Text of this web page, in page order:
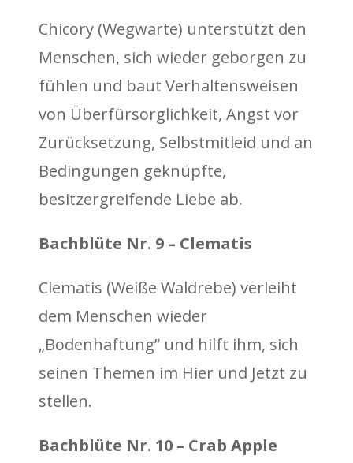
Chicory (Wegwarte) unterstützt den
Menschen, sich wieder geborgen zu
fühlen und baut Verhaltensweisen
von Überfürsorglichkeit, Angst vor
Zurücksetzung, Selbstmitleid und an
Bedingungen geknüpfte,
besitzergreifende Liebe ab.
Bachblüte Nr. 9 – Clematis
Clematis (Weiße Waldrebe) verleiht
dem Menschen wieder
„Bodenhaftung” und hilft ihm, sich
seinen Themen im Hier und Jetzt zu
stellen.
Bachblüte Nr. 10 – Crab Apple